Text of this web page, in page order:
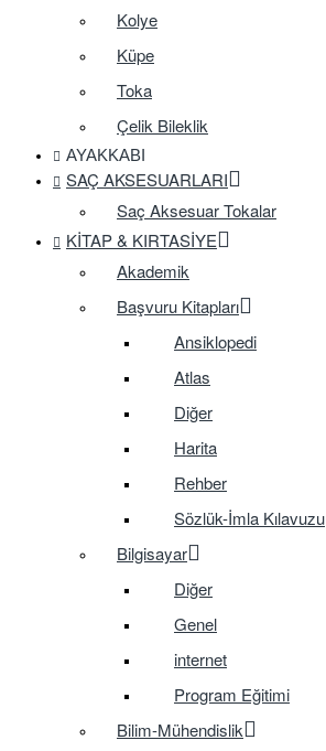
Kolye
Küpe
Toka
Çelik Bileklik
AYAKKABI
SAÇ AKSESUARLARI
Saç Aksesuar Tokalar
KITAP & KIRTASIYE
Akademik
Başvuru Kitapları
Ansiklopedi
Atlas
Diğer
Harita
Rehber
Sözlük-İmla Kılavuzu
Bilgisayar
Diğer
Genel
internet
Program Eğitimi
Bilim-Mühendislik